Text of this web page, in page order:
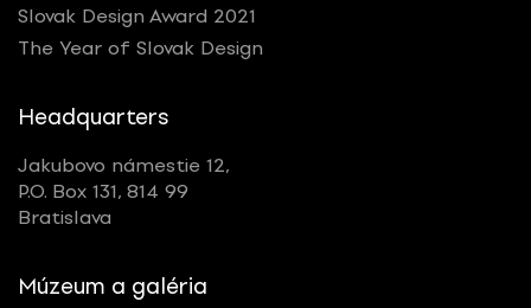
Slovak Design Award 2021
The Year of Slovak Design
Headquarters
Jakubovo námestie 12,
P.O. Box 131, 814 99
Bratislava
Múzeum a galéria